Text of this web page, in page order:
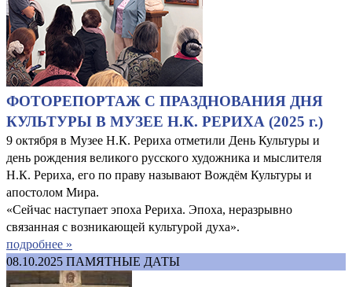
ФОТОРЕПОРТАЖ С ПРАЗДНОВАНИЯ ДНЯ
КУЛЬТУРЫ В МУЗЕЕ Н.К. РЕРИХА (2025 г.)
9 октября в Музее Н.К. Рериха отметили День Культуры и
день рождения великого русского художника и мыслителя
Н.К. Рериха, его по праву называют Вождём Культуры и
апостолом Мира.
«Сейчас наступает эпоха Рериха. Эпоха, неразрывно
связанная с возникающей культурой духа».
подробнее »
08.10.2025 ПАМЯТНЫЕ ДАТЫ